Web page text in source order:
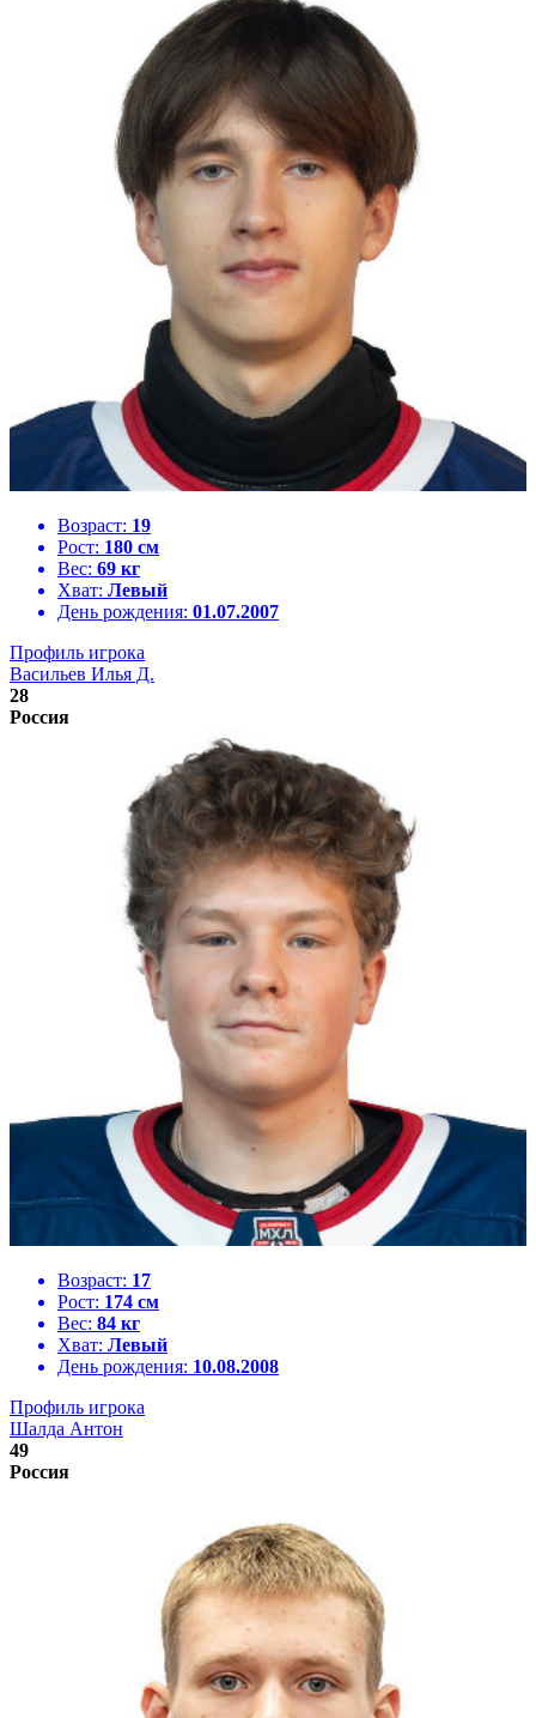
Возраст: 19
Рост: 180 см
Вес: 69 кг
Хват: Левый
День рождения: 01.07.2007
Профиль игрока
Васильев Илья Д.
28
Россия
Возраст: 17
Рост: 174 см
Вес: 84 кг
Хват: Левый
День рождения: 10.08.2008
Профиль игрока
Шалда Антон
49
Россия